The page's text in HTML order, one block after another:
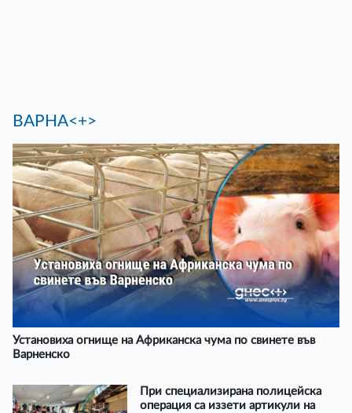
ВАРНА<+>
Установиха огнище на Африканска чума по свинете във
Варненско
При специализирана полицейска
операция са иззети артикули на